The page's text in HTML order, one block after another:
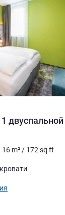
двуспальной
16 m² / 172 sq ft